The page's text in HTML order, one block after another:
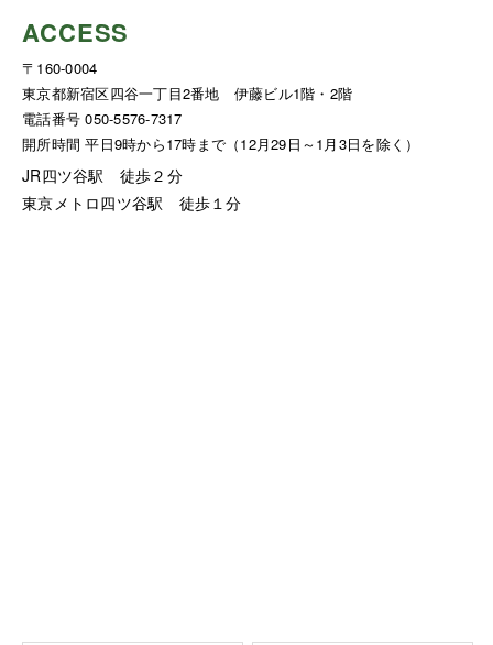
ACCESS
〒160-0004
東京都新宿区四谷一丁目2番地 伊藤ビル1階・2階
電話番号 050-5576-7317
開所時間 平日9時から17時まで（12月29日～1月3日を除く）
JR四ツ谷駅 徒歩２分
東京メトロ四ツ谷駅 徒歩１分